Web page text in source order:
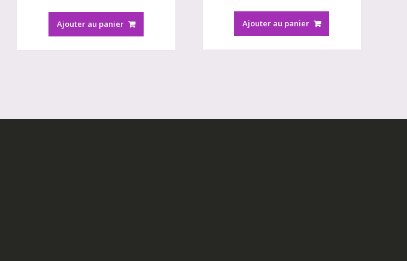
initial
était :
actuel
est :
Ajouter au panier Ajouter au panier